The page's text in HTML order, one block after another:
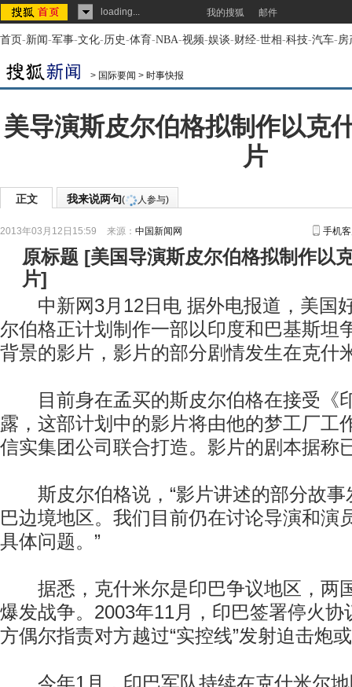
loading... 我的搜狐 邮件
首页-新闻-军事-文化-历史-体育-NBA-视频-娱谈-财经-世相-科技-汽车-房
> 国际要闻 > 时事快报
美导演斯皮尔伯格拟制作以克
片
正文 我来说两句( 人参与)
2013年03月12日15:59 来源： 中国新闻网 手机
原标题 [美国导演斯皮尔伯格拟制作以
片]
中新网3月12日电 据外电报道，美国
尔伯格正计划制作一部以印度和巴基斯坦
背景的影片，影片的部分剧情发生在克什
目前身在孟买的斯皮尔伯格在接受《
露，这部计划中的影片将由他的梦工厂工
信实集团公司联合打造。影片的剧本据称
斯皮尔伯格说，“影片讲述的部分故事
巴边境地区。我们目前仍在讨论导演和演
具体问题。”
据悉，克什米尔是印巴争议地区，两
爆发战争。2003年11月，印巴签署停火协
方偶尔指责对方越过“实控线”发射迫击炮